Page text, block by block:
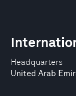
Headquarters
United Arab